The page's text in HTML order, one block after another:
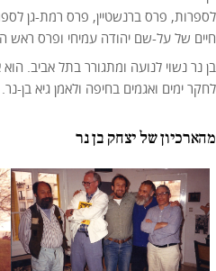
לספרות, פרס ברנשטיין, פרס רמת-גן
חיים של על-שם יהודה עמיחי ופרס ראש
בן נר נשוי לנועה ומתגורר בתל אביב. הוא
לחקר ימים ואגמים בחיפה ולאמן גיא בן-נר.
מהארכיון של יצחק בן נר